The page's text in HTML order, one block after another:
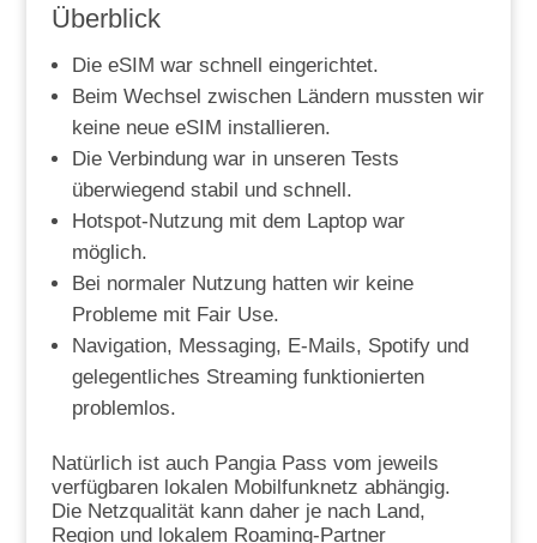
Überblick
Die eSIM war schnell eingerichtet.
Beim Wechsel zwischen Ländern mussten wir
keine neue eSIM installieren.
Die Verbindung war in unseren Tests
überwiegend stabil und schnell.
Hotspot-Nutzung mit dem Laptop war
möglich.
Bei normaler Nutzung hatten wir keine
Probleme mit Fair Use.
Navigation, Messaging, E-Mails, Spotify und
gelegentliches Streaming funktionierten
problemlos.
Natürlich ist auch Pangia Pass vom jeweils
verfügbaren lokalen Mobilfunknetz abhängig.
Die Netzqualität kann daher je nach Land,
Region und lokalem Roaming-Partner